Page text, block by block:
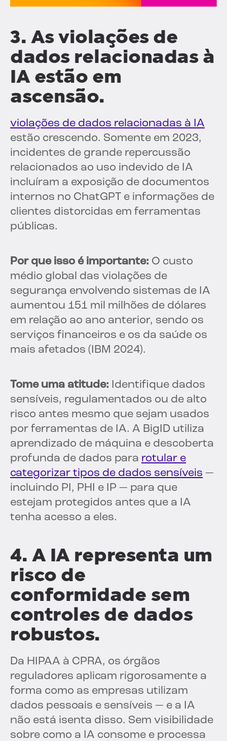
3. As violações de
dados relacionadas à
IA estão em
ascensão.
violações de dados relacionadas à IA
estão crescendo. Somente em 2023,
incidentes de grande repercussão
relacionados ao uso indevido de IA
incluíram a exposição de documentos
internos no ChatGPT e informações de
clientes distorcidas em ferramentas
públicas.
Por que isso é importante: O custo
médio global das violações de
segurança envolvendo sistemas de IA
aumentou 151 mil milhões de dólares
em relação ao ano anterior, sendo os
serviços financeiros e os da saúde os
mais afetados (IBM 2024).
Tome uma atitude: Identifique dados
sensíveis, regulamentados ou de alto
risco antes mesmo que sejam usados
por ferramentas de IA. A BigID utiliza
aprendizado de máquina e descoberta
profunda de dados para rotular e
categorizar tipos de dados sensíveis —
incluindo PI, PHI e IP — para que
estejam protegidos antes que a IA
tenha acesso a eles.
4. A IA representa um
risco de
conformidade sem
controles de dados
robustos.
Da HIPAA à CPRA, os órgãos
reguladores aplicam rigorosamente a
forma como as empresas utilizam
dados pessoais e sensíveis — e a IA
não está isenta disso. Sem visibilidade
sobre como a IA consome e processa